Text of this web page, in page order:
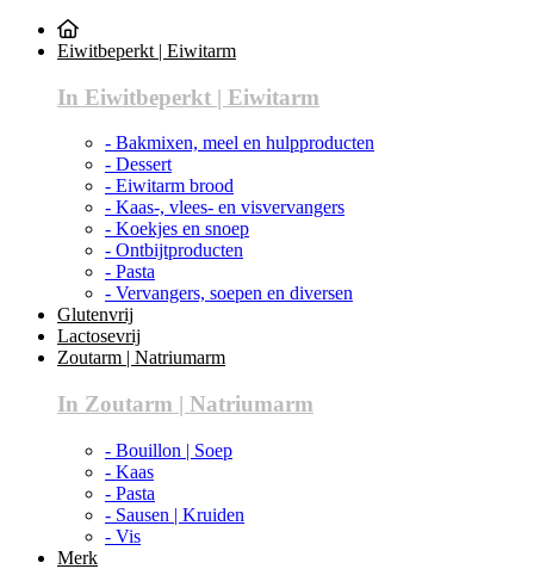
Eiwitbeperkt | Eiwitarm
In Eiwitbeperkt | Eiwitarm
- Bakmixen, meel en hulpproducten
- Dessert
- Eiwitarm brood
- Kaas-, vlees- en visvervangers
- Koekjes en snoep
- Ontbijtproducten
- Pasta
- Vervangers, soepen en diversen
Glutenvrij
Lactosevrij
Zoutarm | Natriumarm
In Zoutarm | Natriumarm
- Bouillon | Soep
- Kaas
- Pasta
- Sausen | Kruiden
- Vis
Merk